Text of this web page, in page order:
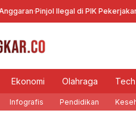
·Pinjol Ilegal di PIK Pekerjakan
Ekonomi Olahraga Tech
Infografis Pendidikan